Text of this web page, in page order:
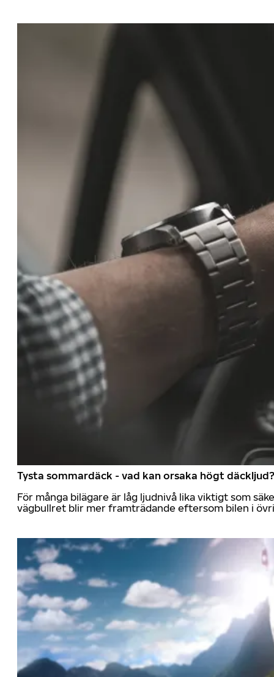
Tysta sommardäck - vad kan orsaka högt däckljud?
För många bilägare är låg ljudnivå lika viktigt som
vägbullret blir mer framträdande eftersom bilen i